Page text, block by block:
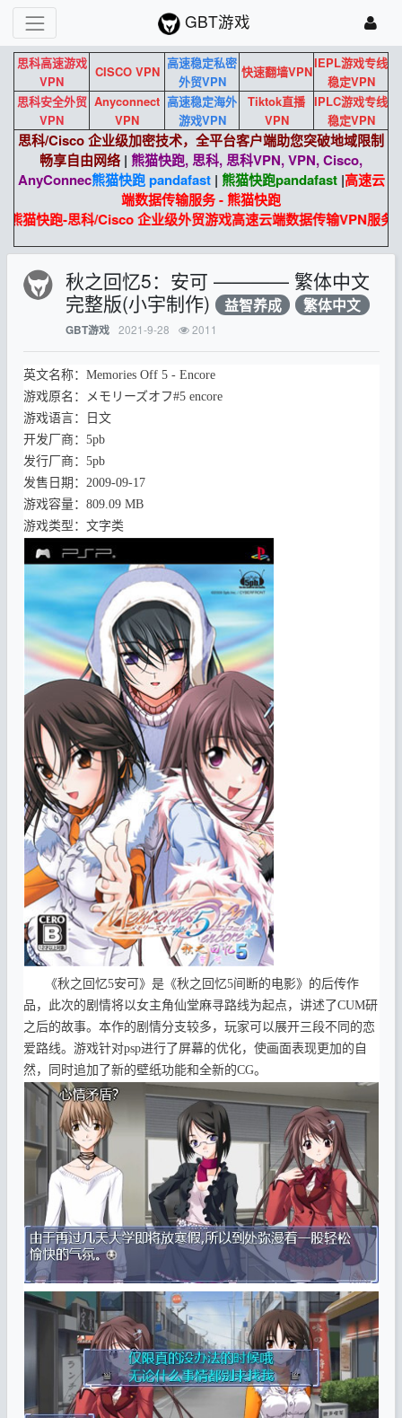
GBT游戏
思科高速游戏
VPN
CISCO VPN
高速稳定私密
外贸VPN
快速翻墙VPN
IEPL游戏专线
稳定VPN
思科安全外贸
VPN
Anyconnect
VPN
高速稳定海外
游戏VPN
Tiktok直播
VPN
IPLC游戏专线
稳定VPN
思科/Cisco 企业级加密技术，全平台客户端助您突破地域限制
畅享自由网络 | 熊猫快跑, 思科, 思科VPN, VPN, Cisco,
AnyConnec熊猫快跑 pandafast| 熊猫快跑pandafast|高速云
端数据传输服务 - 熊猫快跑
猫快跑-思科/Cisco 企业级外贸游戏高速云端数据传输VPN服务。
秋之回忆5：安可 ———— 繁体中文
完整版(小宇制作) 益智养成 繁体中文
GBT游戏 2021-9-28 2011
英文名称：Memories Off 5 - Encore
游戏原名：メモリーズオフ#5 encore
游戏语言：日文
开发厂商：5pb
发行厂商：5pb
发售日期：2009-09-17
游戏容量：809.09 MB
游戏类型：文字类
《秋之回忆5安可》是《秋之回忆5间断的电影》的后传作
品，此次的剧情将以女主角仙堂麻寻路线为起点，讲述了CUM研
之后的故事。本作的剧情分支较多，玩家可以展开三段不同的恋
爱路线。游戏针对psp进行了屏幕的优化，使画面表现更加的自
然，同时追加了新的壁纸功能和全新的CG。